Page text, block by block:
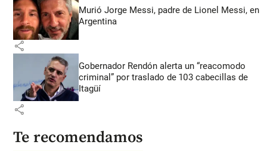
Murió Jorge Messi, padre de Lionel Messi, en
Argentina
share
Gobernador Rendón alerta un “reacomodo
criminal” por traslado de 103 cabecillas de
Itagüí
share
Te recomendamos